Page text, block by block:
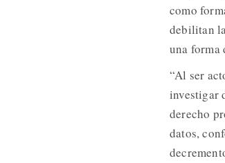
como
debilitan
una forma
“Al ser
investigar
derecho
datos,